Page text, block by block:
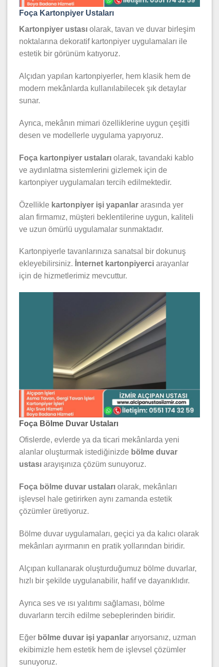
Foça Kartonpiyer Ustaları
Kartonpiyer ustası olarak, tavan ve duvar birleşim
noktalarına dekoratif kartonpiyer uygulamaları ile
estetik bir görünüm katıyoruz.
Alçıdan yapılan kartonpiyerler, hem klasik hem de
modern mekânlarda kullanılabilecek şık detaylar
sunar.
Ayrıca, mekânın mimari özelliklerine uygun çeşitli
desen ve modellerle uygulama yapıyoruz.
Foça kartonpiyer ustaları olarak, tavandaki kablo
ve aydınlatma sistemlerini gizlemek için de
kartonpiyer uygulamaları tercih edilmektedir.
Özellikle kartonpiyer işi yapanlar arasında yer
alan firmamız, müşteri beklentilerine uygun, kaliteli
ve uzun ömürlü uygulamalar sunmaktadır.
Kartonpiyerle tavanlarınıza sanatsal bir dokunuş
ekleyebilirsiniz. İnternet kartonpiyerci arayanlar
için de hizmetlerimiz mevcuttur.
Foça Bölme Duvar Ustaları
Ofislerde, evlerde ya da ticari mekânlarda yeni
alanlar oluşturmak istediğinizde bölme duvar
ustası arayışınıza çözüm sunuyoruz.
Foça bölme duvar ustaları olarak, mekânları
işlevsel hale getirirken aynı zamanda estetik
çözümler üretiyoruz.
Bölme duvar uygulamaları, geçici ya da kalıcı olarak
mekânları ayırmanın en pratik yollarından biridir.
Alçıpan kullanarak oluşturduğumuz bölme duvarlar,
hızlı bir şekilde uygulanabilir, hafif ve dayanıklıdır.
Ayrıca ses ve ısı yalıtımı sağlaması, bölme
duvarların tercih edilme sebeplerinden biridir.
Eğer bölme duvar işi yapanlar arıyorsanız, uzman
ekibimizle hem estetik hem de işlevsel çözümler
sunuyoruz.